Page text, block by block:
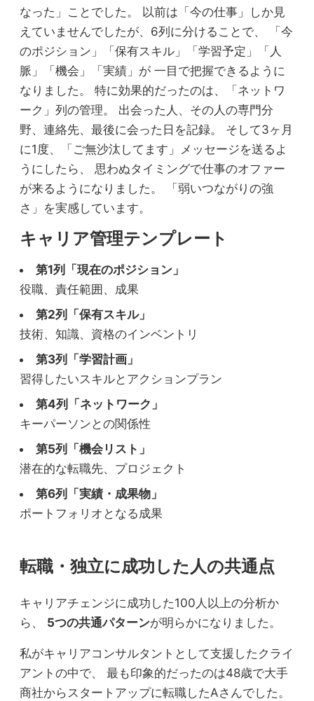
なった」ことでした。 以前は「今の仕事」しか見
えていませんでしたが、6列に分けることで、 「今
のポジション」「保有スキル」「学習予定」「人
脈」「機会」「実績」が 一目で把握できるように
なりました。 特に効果的だったのは、「ネットワ
ーク」列の管理。 出会った人、その人の専門分
野、連絡先、最後に会った日を記録。 そして3ヶ月
に1度、「ご無沙汰してます」メッセージを送るよ
うにしたら、 思わぬタイミングで仕事のオファー
が来るようになりました。 「弱いつながりの強
さ」を実感しています。
キャリア管理テンプレート
第1列「現在のポジション」
役職、責任範囲、成果
第2列「保有スキル」
技術、知識、資格のインベントリ
第3列「学習計画」
習得したいスキルとアクションプラン
第4列「ネットワーク」
キーパーソンとの関係性
第5列「機会リスト」
潜在的な転職先、プロジェクト
第6列「実績・成果物」
ポートフォリオとなる成果
転職・独立に成功した人の共通点
キャリアチェンジに成功した100人以上の分析か
ら、 5つの共通パターンが明らかになりました。
私がキャリアコンサルタントとして支援したクライ
アントの中で、 最も印象的だったのは48歳で大手
商社からスタートアップに転職したAさんでした。